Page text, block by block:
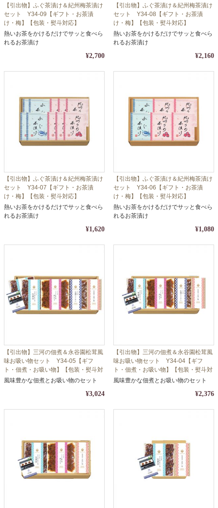
【引出物】ふぐ茶漬け＆紀州梅茶漬け
セット Y34-09【ギフト・お茶漬
け・梅】【包装・熨斗対応】
熱いお茶をかけるだけでサッと食べら
れるお茶漬け
¥2,700
【引出物】ふぐ茶漬け＆紀州梅茶漬け
セット Y34-08【ギフト・お茶漬
け・梅】【包装・熨斗対応】
熱いお茶をかけるだけでサッと食べら
れるお茶漬け
¥2,160
【引出物】ふぐ茶漬け＆紀州梅茶漬け
セット Y34-07【ギフト・お茶漬
け・梅】【包装・熨斗対応】
熱いお茶をかけるだけでサッと食べら
れるお茶漬け
¥1,620
【引出物】ふぐ茶漬け＆紀州梅茶漬け
セット Y34-06【ギフト・お茶漬
け・梅】【包装・熨斗対応】
熱いお茶をかけるだけでサッと食べら
れるお茶漬け
¥1,080
【引出物】三河の佃煮＆永谷園松茸風
味お吸い物セット Y34-05【ギフ
ト・佃煮・お吸い物】【包装・熨斗対
応】
風味豊かな佃煮とお吸い物のセット
¥3,024
【引出物】三河の佃煮＆永谷園松茸風
味お吸い物セット Y34-04【ギフ
ト・佃煮・お吸い物】【包装・熨斗対
応】
風味豊かな佃煮とお吸い物のセット
¥2,376